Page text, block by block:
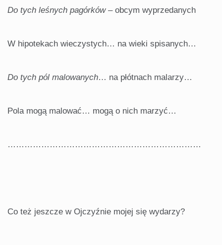
Do tych leśnych pagórków– obcym wyprzedanych
W hipotekach wieczystych… na wieki spisanych…
Do tych pól malowanych… na płótnach malarzy…
Pola mogą malować… mogą o nich marzyć…
……………………………………………………………
Co też jeszcze w Ojczyźnie mojej się wydarzy?